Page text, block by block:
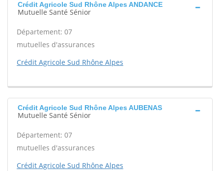
Crédit Agricole Sud Rhône Alpes ANDANCE
Mutuelle Santé Sénior
Département: 07
mutuelles d'assurances
Crédit Agricole Sud Rhône Alpes
Crédit Agricole Sud Rhône Alpes AUBENAS
Mutuelle Santé Sénior
Département: 07
mutuelles d'assurances
Crédit Agricole Sud Rhône Alpes